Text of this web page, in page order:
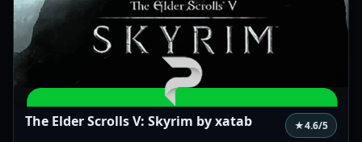
The Elder Scrolls V: Skyrim by xatab ★4.6/5